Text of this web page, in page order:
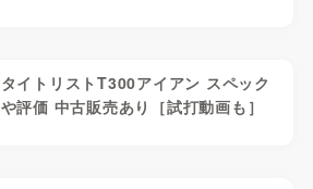
タイトリストT300アイアン スペック
や評価 中古販売あり［試打動画も］